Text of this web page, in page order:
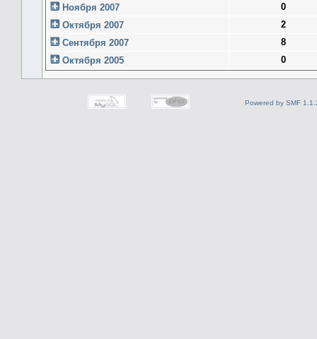
Ноября 2007
0
Октября 2007
2
Сентября 2007
8
Октября 2005
0
Powered by SMF